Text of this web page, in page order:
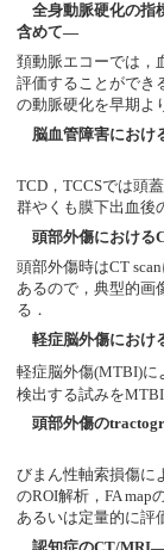
全身動脈硬化の指
含めて―
頚動脈エコーでは，
評価することができ
の動脈硬化を早期よ
脳血管障害におけ
TCD ，TCCSでは頭
群やくも膜下出血後
頭部外傷における
頭部外傷時はCT
あるので，典型的画
る．
軽症脳外傷におけ
軽症脳外傷(MTBI)に
検出する試みを
頭部外傷の
びまん性軸索損傷に
のROI解析，FA map
あるいは定量的に評